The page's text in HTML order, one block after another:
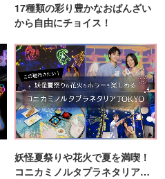
17種類の彩り豊かなおばんざい
から自由にチョイス！
妖怪夏祭りや花火で夏を満喫！
コニカミノルタプラネタリア